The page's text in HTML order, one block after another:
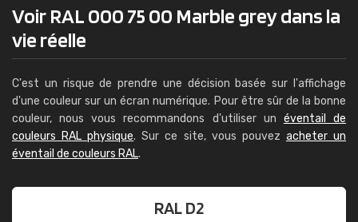
Voir RAL 000 75 00 Marble grey dans la
vie réelle
C'est un risque de prendre une décision basée sur l'affichage
d'une couleur sur un écran numérique. Pour être sûr de la bonne
couleur, nous vous recommandons d'utiliser un éventail de
couleurs RAL physique. Sur ce site, vous pouvez acheter un
éventail de couleurs RAL.
RAL D2